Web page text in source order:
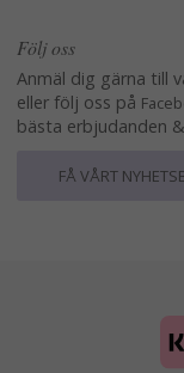
Följ oss
Anmäl dig gärna till
eller följ oss på
bästa erbjudanden
FÅ VÅRT